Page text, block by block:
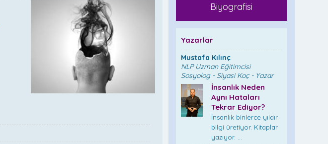
Biyografisi
Yazarlar
Mustafa Kılınç
NLP Uzman Eğitimcisi
Sosyolog - Siyasi Koç - Yazar
İnsanlık Neden
Aynı Hataları
Tekrar Ediyor?
İnsanlık binlerce yıldır
bilgi üretiyor. Kitaplar
yazıyor. ...